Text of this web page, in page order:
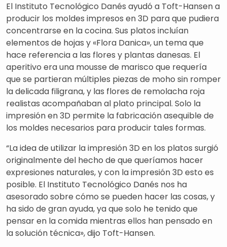
El Instituto Tecnológico Danés ayudó a Toft-Hansen a
producir los moldes impresos en 3D para que pudiera
concentrarse en la cocina. Sus platos incluían
elementos de hojas y «Flora Danica», un tema que
hace referencia a las flores y plantas danesas. El
aperitivo era una mousse de marisco que requería
que se partieran múltiples piezas de moho sin romper
la delicada filigrana, y las flores de remolacha roja
realistas acompañaban al plato principal. Solo la
impresión en 3D permite la fabricación asequible de
los moldes necesarios para producir tales formas.
“La idea de utilizar la impresión 3D en los platos surgió
originalmente del hecho de que queríamos hacer
expresiones naturales, y con la impresión 3D esto es
posible. El Instituto Tecnológico Danés nos ha
asesorado sobre cómo se pueden hacer las cosas, y
ha sido de gran ayuda, ya que solo he tenido que
pensar en la comida mientras ellos han pensado en
la solución técnica», dijo Toft-Hansen.